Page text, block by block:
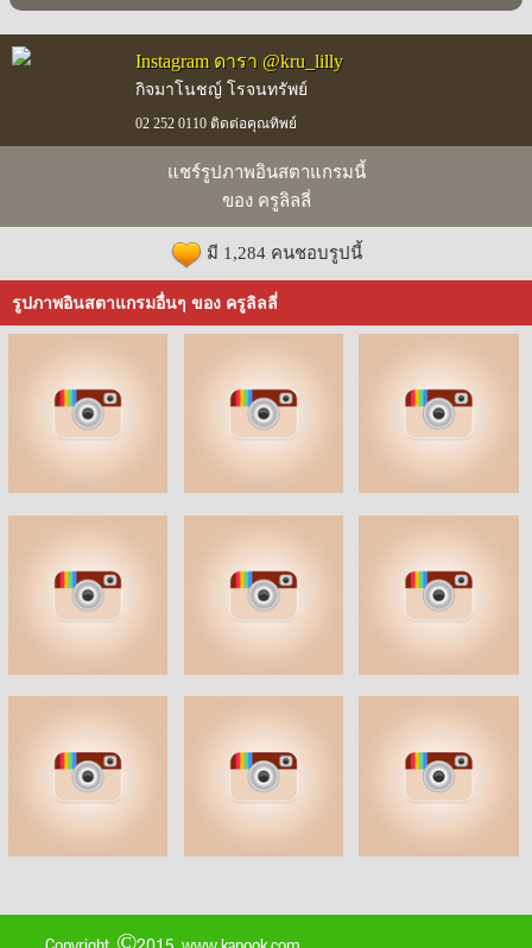
Instagram ดารา @kru_lilly
กิจมาโนชญ์ โรจนทรัพย์
02 252 0110 ติดต่อคุณทิพย์
แชร์รูปภาพอินสตาแกรมนี้
ของ ครูลิลลี่
มี 1,284 คนชอบรูปนี้
รูปภาพอินสตาแกรมอื่นๆ ของ ครูลิลลี่